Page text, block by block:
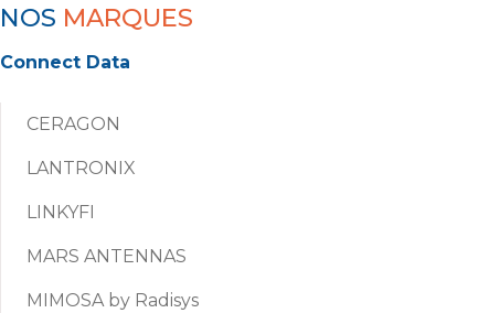
NOS MARQUES
Connect Data
CERAGON
LANTRONIX
LINKYFI
MARS ANTENNAS
MIMOSA by Radisys